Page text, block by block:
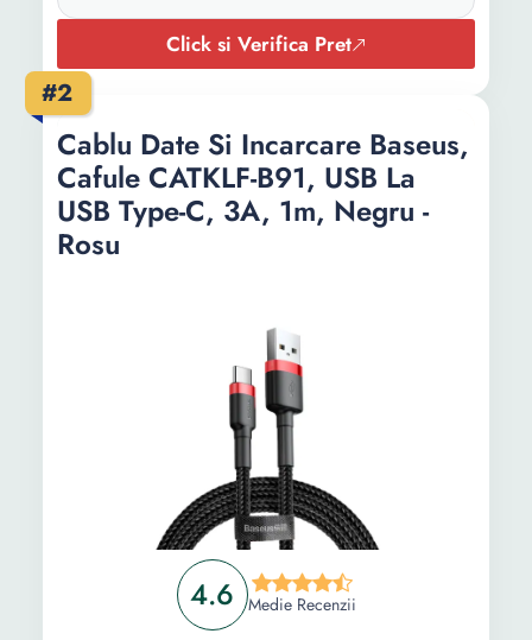
Click si Verifica Pret
#2
4.6 Medie Recenzii
Cablu Date Si Incarcare Baseus,
Cafule CATKLF-B91, USB La
USB Type-C, 3A, 1m, Negru -
Rosu